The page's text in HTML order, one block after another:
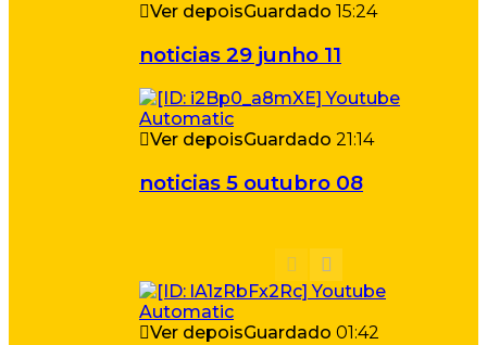
Ver depoisGuardado 15:24
noticias 29 junho 11
Ver depoisGuardado 21:14
noticias 5 outubro 08
Ver depoisGuardado 01:42